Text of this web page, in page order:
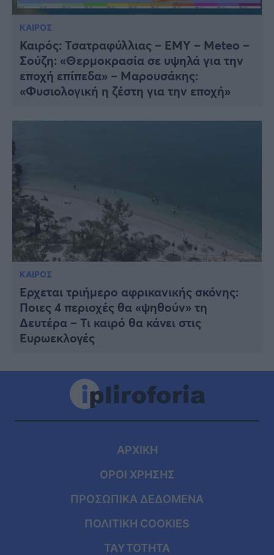
ΚΑΙΡΟΣ
Καιρός: Τσατραφύλλιας – EMY – Meteo –
Σούζη: «Θερμοκρασία σε υψηλά για την
εποχή επίπεδα» – Μαρουσάκης:
«Φυσιολογική η ζέστη για την εποχή»
ΚΑΙΡΟΣ
Έρχεται τριήμερο αφρικανικής σκόνης:
Ποιες 4 περιοχές θα «ψηθούν» τη
Δευτέρα – Τι καιρό θα κάνει στις
Ευρωεκλογές
ΑΡΧΙΚΗ
ΟΡΟΙ ΧΡΗΣΗΣ
ΠΡΟΣΩΠΙΚΑ ΔΕΔΟΜΕΝΑ
ΠΟΛΙΤΙΚΗ COOKIES
ΤΑΥΤΟΤΗΤΑ